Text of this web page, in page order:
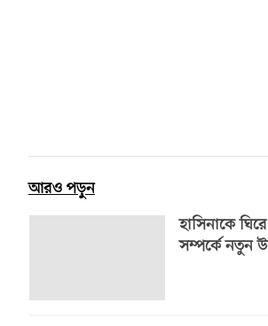
আরও পড়ুন
হাসিনাকে ঘিরে
সম্পর্কে নতুন